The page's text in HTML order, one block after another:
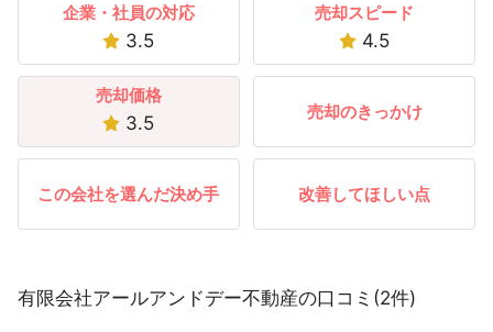
企業・社員の対応
3.5
売却スピード
4.5
売却価格
3.5
売却のきっかけ
この会社を選んだ決め手 改善してほしい点
有限会社アールアンドデー不動産の口コミ(2件)